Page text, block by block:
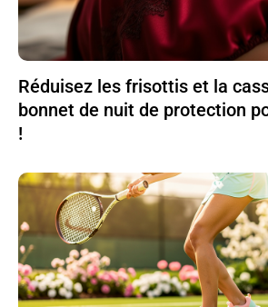
Réduisez les frisottis et la
bonnet de nuit de protection
!